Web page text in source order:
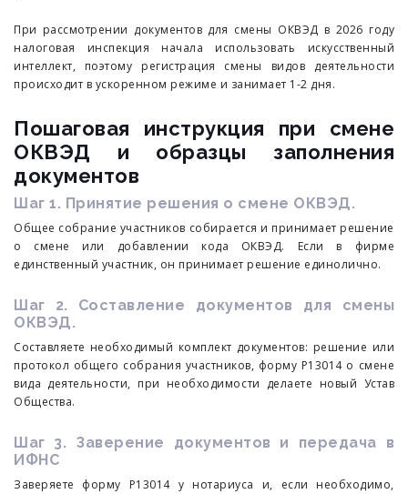
При рассмотрении документов для смены ОКВЭД в 2026 году
налоговая инспекция начала использовать искусственный
интеллект, поэтому регистрация смены видов деятельности
происходит в ускоренном режиме и занимает 1-2 дня.
Пошаговая инструкция при смене
ОКВЭД и образцы заполнения
документов
Шаг 1. Принятие решения о смене ОКВЭД.
Общее собрание участников собирается и принимает решение
о смене или добавлении кода ОКВЭД. Если в фирме
единственный участник, он принимает решение единолично.
Шаг 2. Составление документов для смены
ОКВЭД.
Составляете необходимый комплект документов: решение или
протокол общего собрания участников, форму Р13014 о смене
вида деятельности, при необходимости делаете новый Устав
Общества.
Шаг 3. Заверение документов и передача в
ИФНС
Заверяете форму Р13014 у нотариуса и, если необходимо,